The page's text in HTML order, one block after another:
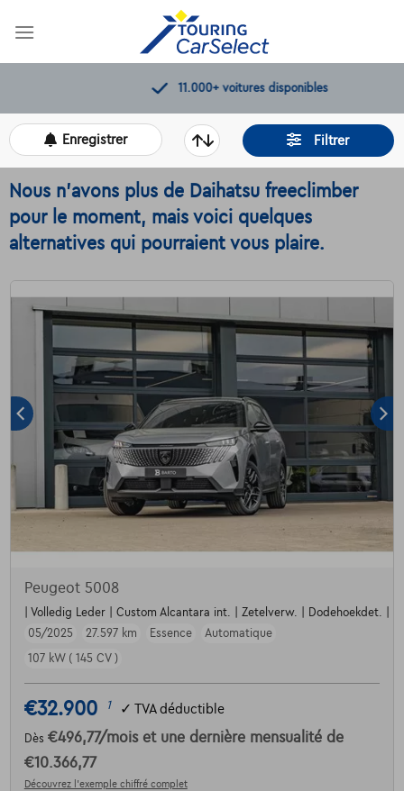
11.000+voitures disponibles
Filtrer
Enregistrer
Nous n'avons plus de Daihatsu freeclimber
pour le moment, mais voici quelques
alternatives qui pourraient vous plaire.
Peugeot 5008
| Volledig Leder | Custom Alcantara int. | Zetelverw. | Dodehoekdet. |
05/2025
27.597 km Essence
Automatique
107 kW ( 145 CV )
€32.900 1 ✓ TVA déductible
Dès €496,77/mois et une dernière mensualité de
€10.366,77
Découvrez l’exemple chiffré complet